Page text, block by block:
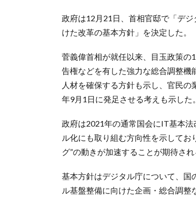
政府は12月21日、首相官邸で「デ
けた改革の基本方針」を決定した。
菅義偉首相が就任以来、目玉政策の
告権などを有した強力な総合調整
人材を確保する方針も示し、官民
年9月1日に発足させる考えも示した。
政府は2021年の通常国会にIT基本
ル化にも取り組む方向性を示してお
グ”の動きが加速することが期待され
基本方針はデジタル庁について、国
ル基盤整備に向けた企画・総合調